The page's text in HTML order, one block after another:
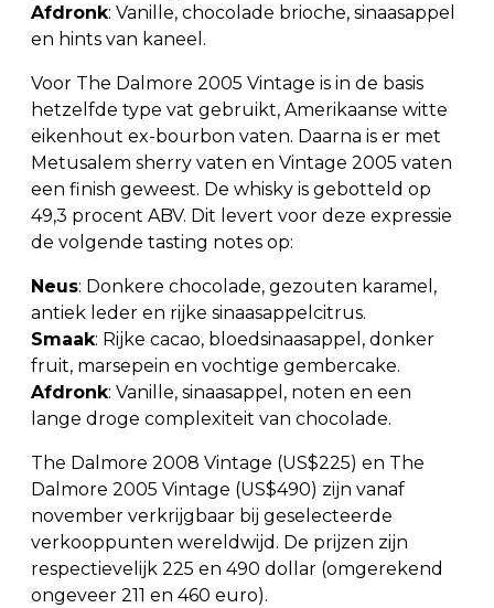
Afdronk: Vanille, chocolade brioche, sinaasappel
en hints van kaneel.
Voor The Dalmore 2005 Vintage is in de basis
hetzelfde type vat gebruikt, Amerikaanse witte
eikenhout ex-bourbon vaten. Daarna is er met
Metusalem sherry vaten en Vintage 2005 vaten
een finish geweest. De whisky is gebotteld op
49,3 procent ABV. Dit levert voor deze expressie
de volgende tasting notes op:
Neus: Donkere chocolade, gezouten karamel,
antiek leder en rijke sinaasappelcitrus.
Smaak: Rijke cacao, bloedsinaasappel, donker
fruit, marsepein en vochtige gembercake.
Afdronk: Vanille, sinaasappel, noten en een
lange droge complexiteit van chocolade.
The Dalmore 2008 Vintage (US$225) en The
Dalmore 2005 Vintage (US$490) zijn vanaf
november verkrijgbaar bij geselecteerde
verkooppunten wereldwijd. De prijzen zijn
respectievelijk 225 en 490 dollar (omgerekend
ongeveer 211 en 460 euro).